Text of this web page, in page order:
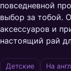
повседневной
выбор за тобой.
аксессуаров и
настоящий рай
Детские На